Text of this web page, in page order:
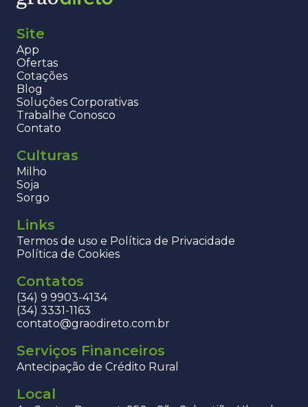
Site
App
Ofertas
Cotações
Blog
Soluções Corporativas
Trabalhe Conosco
Contato
Culturas
Milho
Soja
Sorgo
Links
Termos de uso e Política de Privacidade
Política de Cookies
Contatos
(34) 9 9903-4134
(34) 3331-1163
contato@graodireto.com.br
Serviços Financeiros
Antecipação de Crédito Rural
Local